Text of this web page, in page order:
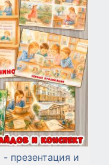
презентация и